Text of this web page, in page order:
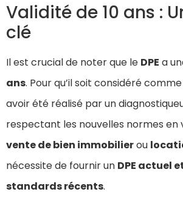
Validité de 10 ans :
clé
Il est crucial de noter que le DPE a
ans. Pour qu’il soit considéré
avoir été réalisé par un
respectant les nouvelles normes en
vente de bien immobilierou
nécessite de fournir un DPE actuel
standards récents.